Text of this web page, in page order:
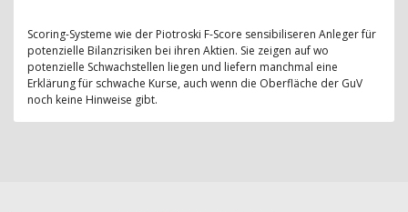
Scoring-Systeme wie der Piotroski F-Score sensibiliseren Anleger für
potenzielle Bilanzrisiken bei ihren Aktien. Sie zeigen auf wo
potenzielle Schwachstellen liegen und liefern manchmal eine
Erklärung für schwache Kurse, auch wenn die Oberfläche der GuV
noch keine Hinweise gibt.